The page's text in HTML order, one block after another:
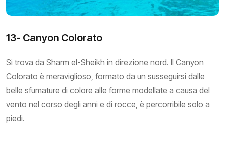
13- Canyon Colorato
Si trova da Sharm el-Sheikh in direzione nord. Il Canyon
Colorato è meraviglioso, formato da un susseguirsi dalle
belle sfumature di colore alle forme modellate a causa del
vento nel corso degli anni e di rocce, è percorribile solo a
piedi.